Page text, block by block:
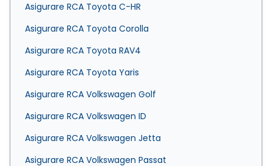
Asigurare RCA Toyota C-HR
Asigurare RCA Toyota Corolla
Asigurare RCA Toyota RAV4
Asigurare RCA Toyota Yaris
Asigurare RCA Volkswagen Golf
Asigurare RCA Volkswagen ID
Asigurare RCA Volkswagen Jetta
Asigurare RCA Volkswagen Passat